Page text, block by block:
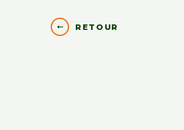
RETOUR